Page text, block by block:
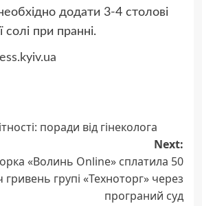
додати 3-4 столові
при пранні.
поради від гінеколога
Next:
«Волинь Online» сплатила 50
гривень групі «Техноторг» через
програний суд